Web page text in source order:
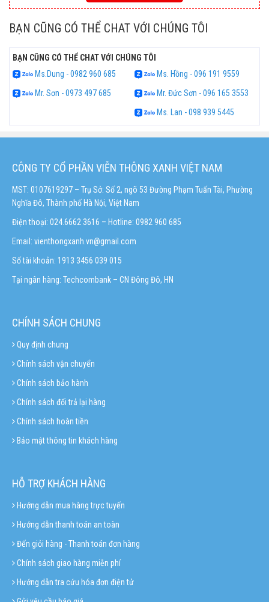
BẠN CŨNG CÓ THỂ CHAT VỚI CHÚNG TÔI
BẠN CŨNG CÓ THỂ CHAT VỚI CHÚNG TÔI
Ms.Dung - 0982 960 685
Ms. Hồng - 096 191 9559
Mr. Sơn - 0973 497 685
Mr. Đức Sơn - 096 165 3553
Ms. Lan - 098 939 5445
CÔNG TY CỔ PHẦN VIỄN THÔNG XANH VIỆT NAM
MST: 0107619297 – Trụ Sở: Số 2, ngõ 53 Đường Phạm Tuấn Tài, Phường
Nghĩa Đô, Thành phố Hà Nội, Việt Nam
Điện thoại: 024.6662 3616 – Hotline: 0982 960 685
Email: vienthongxanh.vn@gmail.com
Số tài khoản: 1913 3456 039 015
Tại ngân hàng: Techcombank – CN Đông Đô, HN
CHÍNH SÁCH CHUNG
Quy định chung
Chính sách vận chuyển
Chính sách bảo hành
Chính sách đổi trả lại hàng
Chính sách hoàn tiền
Bảo mật thông tin khách hàng
HỖ TRỢ KHÁCH HÀNG
Hướng dẫn mua hàng trực tuyến
Hướng dẫn thanh toán an toàn
Đến giỏi hàng - Thanh toán đơn hàng
Chính sách giao hàng miễn phí
Hướng dẫn tra cứu hóa đơn điện tử